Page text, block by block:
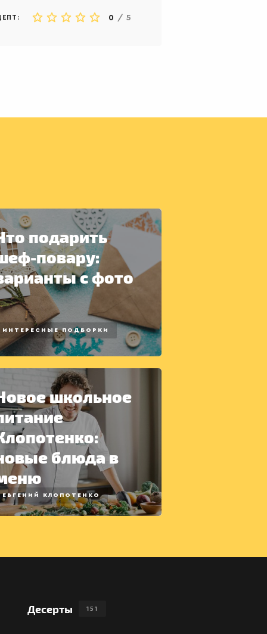
0 / 5
подарить
повару:
с фото
ИНТЕРЕСНЫЕ ПОДБОРКИ
школьное
блюда в
ЕВГЕНИЙ КЛОПОТЕНКО
Десерты 151